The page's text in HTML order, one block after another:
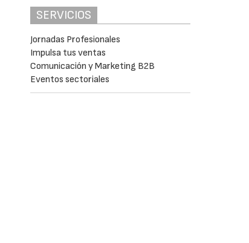
SERVICIOS
Jornadas Profesionales
Impulsa tus ventas
Comunicación y Marketing B2B
Eventos sectoriales